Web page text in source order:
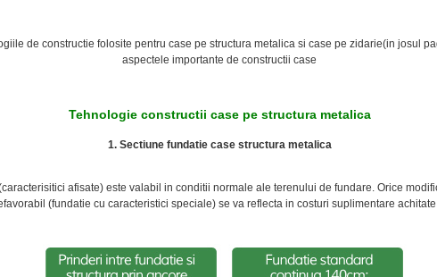
de constructie folosite pentru case pe structura metalica si case pe zidarie(in josul
aspectele importante de constructii case
Tehnologie constructii case pe structura metalica
1. Sectiune fundatie case structura metalica
afisate) este valabil in conditii normale ale terenului de fundare. Orice
(fundatie cu caracteristici speciale) se va reflecta in costuri suplimentare